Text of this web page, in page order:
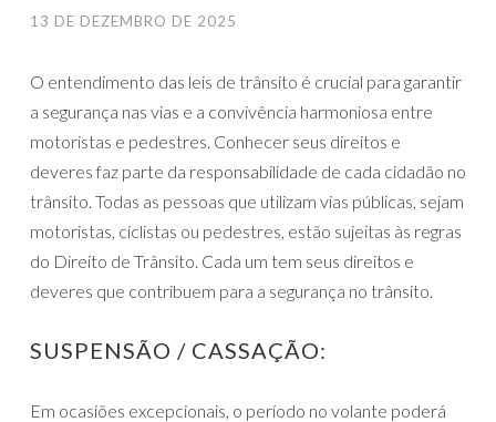
13 DE DEZEMBRO DE 2025
O entendimento das leis de trânsito é crucial para garantir
a segurança nas vias e a convivência harmoniosa entre
motoristas e pedestres. Conhecer seus direitos e
deveres faz parte da responsabilidade de cada cidadão no
trânsito. Todas as pessoas que utilizam vias públicas, sejam
motoristas, ciclistas ou pedestres, estão sujeitas às regras
do Direito de Trânsito. Cada um tem seus direitos e
deveres que contribuem para a segurança no trânsito.
SUSPENSÃO / CASSAÇÃO:
Em ocasiões excepcionais, o período no volante poderá